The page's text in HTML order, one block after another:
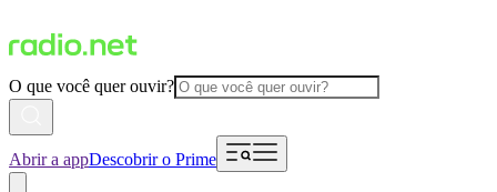
O que você quer ouvir?
Abrir a appDescobrir o Prime